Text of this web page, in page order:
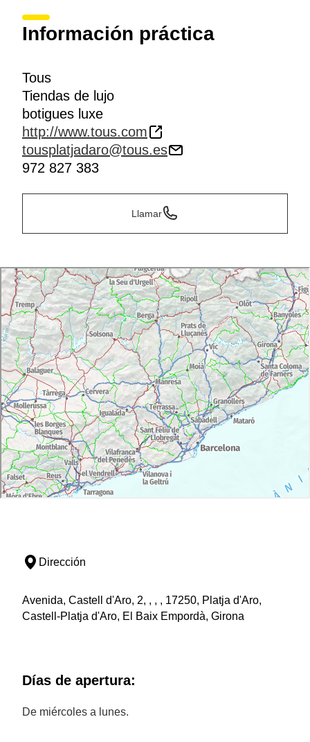
Información práctica
Tous
Tiendas de lujo
botigues luxe
http://www.tous.com
tousplatjadaro@tous.es
972 827 383
Llamar
Dirección
Avenida, Castell d'Aro, 2, , , , 17250, Platja d'Aro,
Castell-Platja d'Aro, El Baix Empordà, Girona
Días de apertura:
De miércoles a lunes.